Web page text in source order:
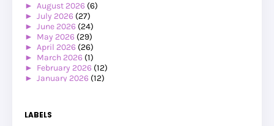
► August 2026 (6)
► July 2026 (27)
► June 2026 (24)
► May 2026 (29)
► April 2026 (26)
► March 2026 (1)
► February 2026 (12)
► January 2026 (12)
►October 2025
LABELS